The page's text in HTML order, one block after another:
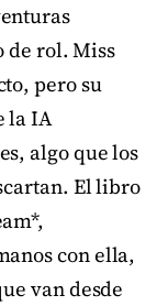
de rol. Miss
pero su
la IA
algo que los
El libro
con ella,
van desde